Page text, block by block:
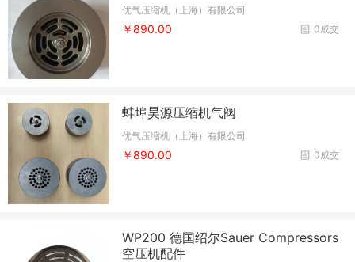
优气压缩机（上海）有限公司
0成交
￥890.00
蚌埠昊源压缩机气阀
优气压缩机（上海）有限公司
0成交
￥890.00
WP200 德国绍尔Sauer Compressors
空压机配件